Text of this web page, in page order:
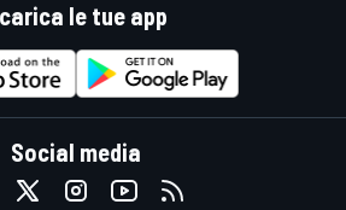
le tue app
Social media